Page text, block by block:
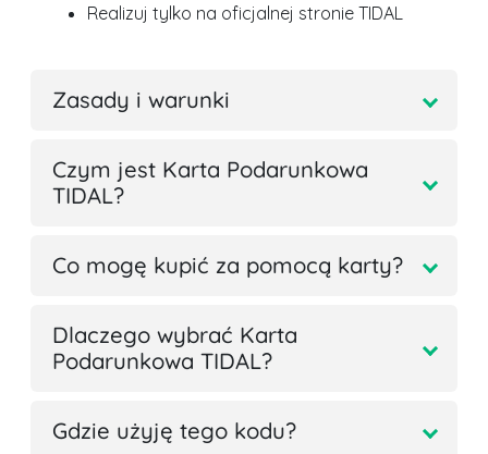
Realizuj tylko na oficjalnej stronie TIDAL
Zasady i warunki
Czym jest Karta Podarunkowa
TIDAL?
Co mogę kupić za pomocą karty?
Dlaczego wybrać Karta
Podarunkowa TIDAL?
Gdzie użyję tego kodu?